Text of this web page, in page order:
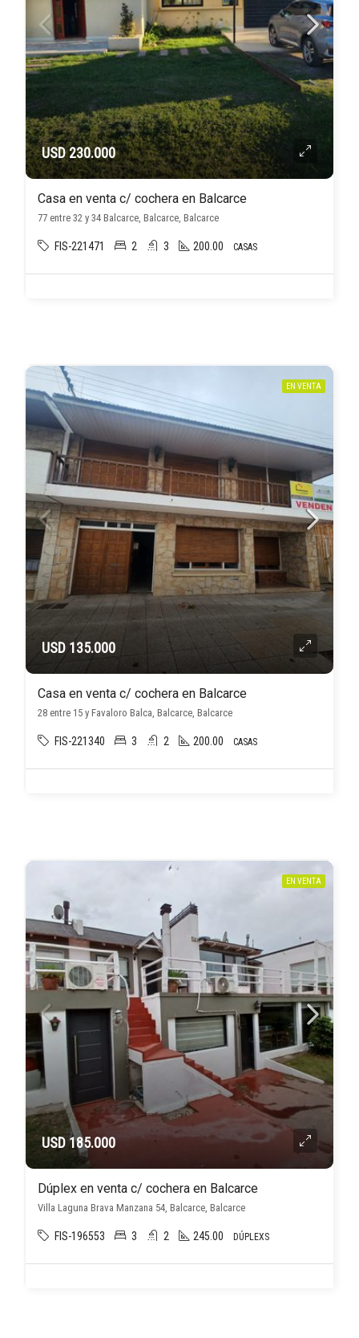
USD 230.000
Casa en venta c/ cochera en Balcarce
77 entre 32 y 34 Balcarce, Balcarce, Balcarce
FIS-221471 2 3 200.00 CASAS
EN VENTA
USD 135.000
Casa en venta c/ cochera en Balcarce
28 entre 15 y Favaloro Balca, Balcarce, Balcarce
FIS-221340 3 2 200.00 CASAS
EN VENTA
USD 185.000
Dúplex en venta c/ cochera en Balcarce
Villa Laguna Brava Manzana 54, Balcarce, Balcarce
FIS-196553 3 2 245.00 DÚPLEXS